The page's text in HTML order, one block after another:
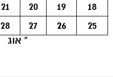
18
19
20
21
25
26
27
28
« אוג